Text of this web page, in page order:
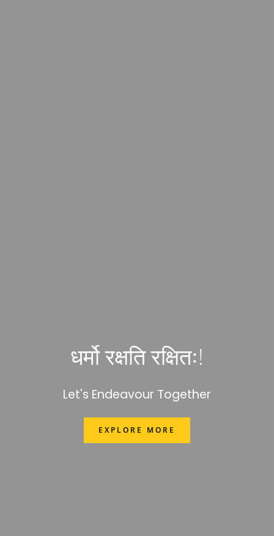
धर्मो रक्षति रक्षितः!
Let's Endeavour Together
EXPLORE MORE